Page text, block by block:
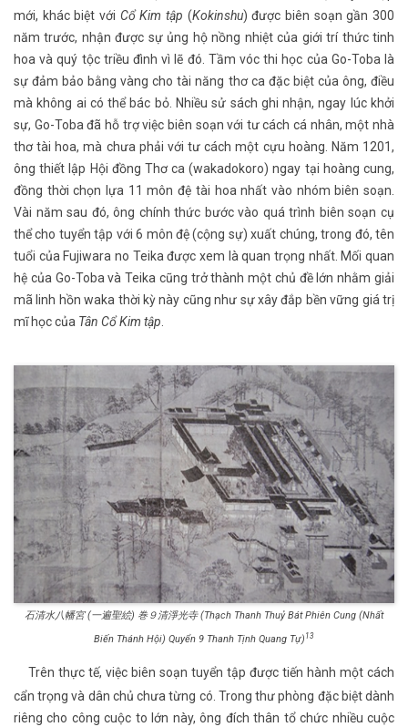
mới, khác biệt với Cổ Kim tập (Kokinshu) được biên soạn gần 300
năm trước, nhận được sự ủng hộ nồng nhiệt của giới trí thức tinh
hoa và quý tộc triều đình vì lẽ đó. Tầm vóc thi học của Go-Toba là
sự đảm bảo bằng vàng cho tài năng thơ ca đặc biệt của ông, điều
mà không ai có thể bác bỏ. Nhiều sử sách ghi nhận, ngay lúc khởi
sự, Go-Toba đã hỗ trợ việc biên soạn với tư cách cá nhân, một nhà
thơ tài hoa, mà chưa phải với tư cách một cựu hoàng. Năm 1201,
ông thiết lập Hội đồng Thơ ca (wakadokoro) ngay tại hoàng cung,
đồng thời chọn lựa 11 môn đệ tài hoa nhất vào nhóm biên soạn.
Vài năm sau đó, ông chính thức bước vào quá trình biên soạn cụ
thể cho tuyển tập với 6 môn đệ (cộng sự) xuất chúng, trong đó, tên
tuổi của Fujiwara no Teika được xem là quan trọng nhất. Mối quan
hệ của Go-Toba và Teika cũng trở thành một chủ đề lớn nhằm giải
mã linh hồn waka thời kỳ này cũng như sự xây đắp bền vững giá trị
mĩ học của Tân Cổ Kim tập
石清水八幡宮 (一遍聖絵) 巻９清淨光寺 (Thạch Thanh Thuỷ Bát Phiên Cung (Nhất
Biến Thánh Hội) Quyển 9 Thanh Tịnh Quang Tự) 13
Trên thực tế, việc biên soạn tuyển tập được tiến hành một cách
cẩn trọng và dân chủ chưa từng có. Trong thư phòng đặc biệt dành
riêng cho công cuộc to lớn này, ông đích thân tổ chức nhiều cuộc